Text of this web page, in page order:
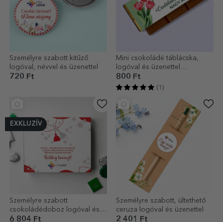
Személyre szabott kitűző
logóval, névvel és üzenettel
720 Ft
Mini csokoládé táblácska,
logóval és üzenettel
személyre szabva – Egy
csodálatos tavasz
800 Ft
(1)
EXKLUZÍV
Személyre szabott
csokoládédoboz logóval és
üzenettel
6 804 Ft
Személyre szabott, ültethető
ceruza logóval és üzenettel
2 401 Ft